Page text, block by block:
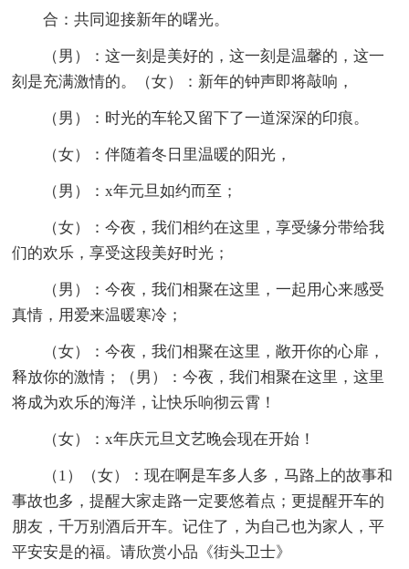
合：共同迎接新年的曙光。
（男）：这一刻是美好的，这一刻是温馨的，这一
刻是充满激情的。（女）：新年的钟声即将敲响，
（男）：时光的车轮又留下了一道深深的印痕。
（女）：伴随着冬日里温暖的阳光，
（男）：x年元旦如约而至；
（女）：今夜，我们相约在这里，享受缘分带给我
们的欢乐，享受这段美好时光；
（男）：今夜，我们相聚在这里，一起用心来感受
真情，用爱来温暖寒冷；
（女）：今夜，我们相聚在这里，敞开你的心扉，
释放你的激情；（男）：今夜，我们相聚在这里，这里
将成为欢乐的海洋，让快乐响彻云霄！
（女）：x年庆元旦文艺晚会现在开始！
（1）（女）：现在啊是车多人多，马路上的故事和
事故也多，提醒大家走路一定要悠着点；更提醒开车的
朋友，千万别酒后开车。记住了，为自己也为家人，平
平安安是的福。请欣赏小品《街头卫士》